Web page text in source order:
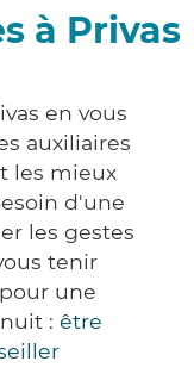
à Privas
en vous
auxiliaires
les mieux
d'une
les gestes
tenir
une
: être